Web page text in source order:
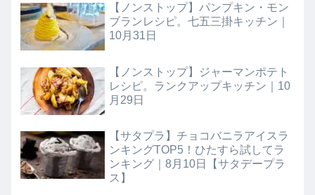
【ノンストップ】パンプキン・モン
ブランレシピ。七五三掛キッチン｜
10月31日
【ノンストップ】ジャーマンポテト
レシピ。ランクアップキッチン｜10
月29日
【サタプラ】チョコバニラアイスラ
ンキングTOP5！ひたすら試してラ
ンキング｜8月10日【サタデープラ
ス】